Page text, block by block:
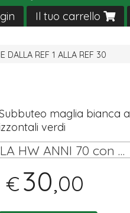
Il tuo carrello
DALLA REF 1 ALLA REF 30
maglia bianca a
verdi
SCATOLA HW ANNI 70 con 11 miniature (10 omini, portiere su asta) | € 30,00
€30,00